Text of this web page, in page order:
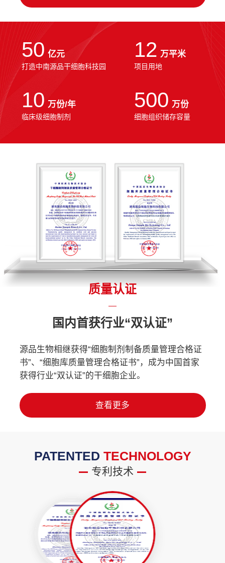
50 亿元
打造中南源品干细胞科技园
12 万平米
项目用地
10 万份/年
临床级细胞制剂
500 万份
细胞组织储存容量
质量认证
国内首获行业“双认证”
源品生物相继获得“细胞制剂制备质量管理合格证
书”、“细胞库质量管理合格证书”，成为中国首家
获得行业“双认证”的干细胞企业。
查看更多
PATENTED TECHNOLOGY
专利技术